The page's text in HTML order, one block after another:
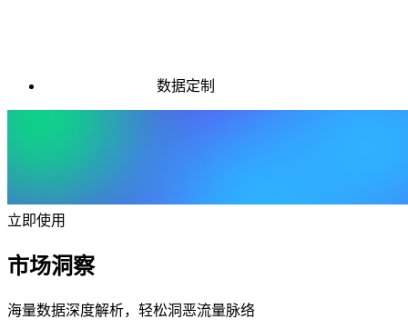
数据定制
立即使用
市场洞察
海量数据深度解析，轻松洞恶流量脉络